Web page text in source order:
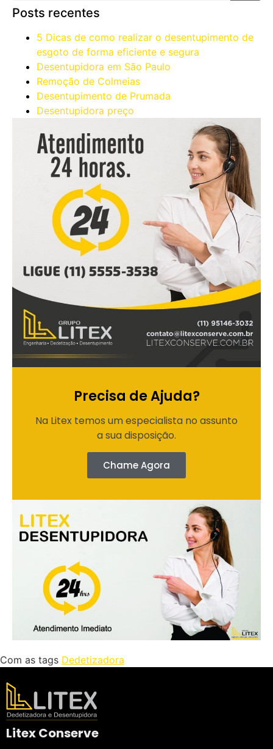
Posts recentes
5 Dicas de como realizar o desentupimento de
esgoto de forma eficiente e segura
Desentupidora em São Paulo
Remoção de Colmeias
Desentupimento de Prumada
Desentupidora preço
Precisa de Ajuda?
Na Litex temos um especialista no assunto
a sua disposição.
Chame Agora
Com as tags Dedetizadora
Litex Conserve